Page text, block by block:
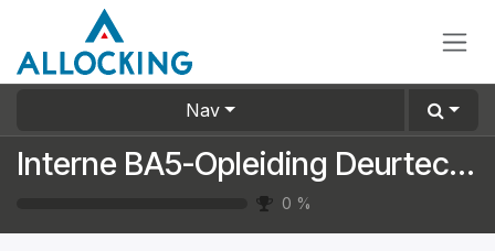
Overslaan naar inhoud
Nav
Interne BA5-Opleiding Deurtechniekers
0 %